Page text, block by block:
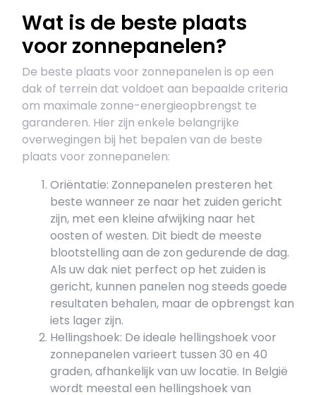
Wat is de beste plaats
voor zonnepanelen?
De beste plaats voor zonnepanelen is op een
dak of terrein dat voldoet aan bepaalde criteria
om maximale zonne-energieopbrengst te
garanderen. Hier zijn enkele belangrijke
overwegingen bij het bepalen van de beste
plaats voor zonnepanelen:
Oriëntatie: Zonnepanelen presteren het
beste wanneer ze naar het zuiden gericht
zijn, met een kleine afwijking naar het
oosten of westen. Dit biedt de meeste
blootstelling aan de zon gedurende de dag.
Als uw dak niet perfect op het zuiden is
gericht, kunnen panelen nog steeds goede
resultaten behalen, maar de opbrengst kan
iets lager zijn.
Hellingshoek: De ideale hellingshoek voor
zonnepanelen varieert tussen 30 en 40
graden, afhankelijk van uw locatie. In België
wordt meestal een hellingshoek van